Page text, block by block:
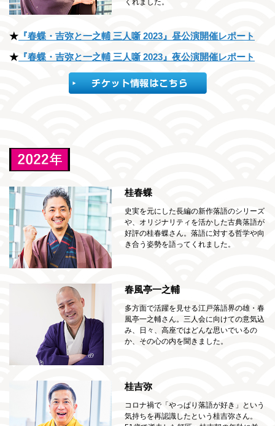
くれました。
★ 『春蝶・吉弥と一之輔 三人噺 2023』昼公演開催レポート
★ 『春蝶・吉弥と一之輔 三人噺 2023』夜公演開催レポート
桂春蝶
史実を元にした長編の新作落語のシリーズ
や、オリジナリティを活かした古典落語が
好評の桂春蝶さん。落語に対する哲学や向
き合う姿勢を語ってくれました。
春風亭一之輔
多方面で活躍を見せる江戸落語界の雄・春
風亭一之輔さん。三人会に向けての意気込
み、日々、高座ではどんな思いでいるの
か、その心の内を聞きました。
桂吉弥
コロナ禍で「やっぱり落語が好き」という
気持ちを再認識したという桂吉弥さん。